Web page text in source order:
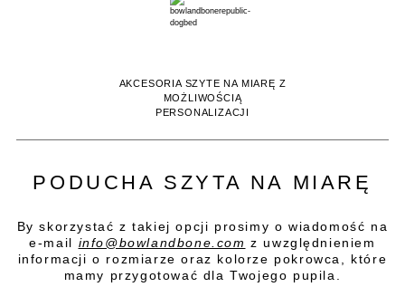
AKCESORIA SZYTE NA MIARĘ Z
MOŻLIWOŚCIĄ
PERSONALIZACJI
PODUCHA SZYTA NA MIARĘ
By skorzystać z takiej opcji prosimy o wiadomość na
e-mail info@bowlandbone.com z uwzględnieniem
informacji o rozmiarze oraz kolorze pokrowca, które
mamy przygotować dla Twojego pupila.